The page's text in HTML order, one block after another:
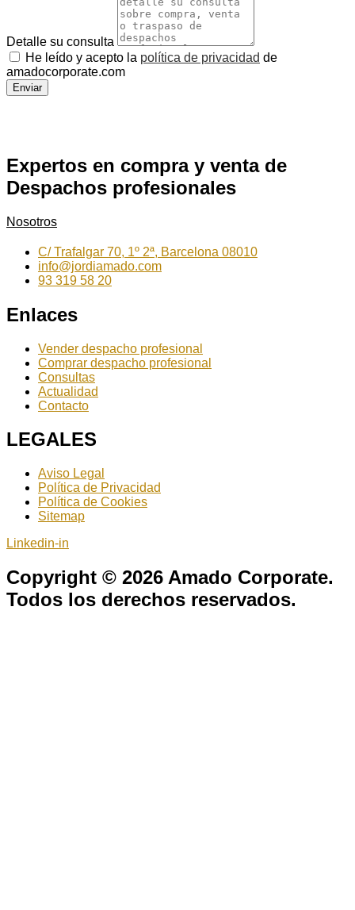
Detalle su consulta
He leído y acepto la política de privacidad de
amadocorporate.com
Enviar
Expertos en compra y venta de
Despachos profesionales
Nosotros
C/ Trafalgar 70, 1º 2ª, Barcelona 08010
info@jordiamado.com
93 319 58 20
Enlaces
Vender despacho profesional
Comprar despacho profesional
Consultas
Actualidad
Contacto
LEGALES
Aviso Legal
Política de Privacidad
Política de Cookies
Sitemap
Linkedin-in
Copyright © 2026 Amado Corporate.
Todos los derechos reservados.